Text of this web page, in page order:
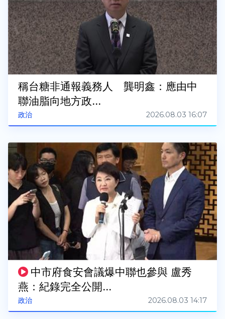
政治
稱台糖非通報義務人 龔明鑫：應由中
聯油脂向地方政...
2026.08.03 16:07
政治
中市府食安會議爆中聯也參與 盧秀
燕：紀錄完全公開...
2026.08.03 14:17